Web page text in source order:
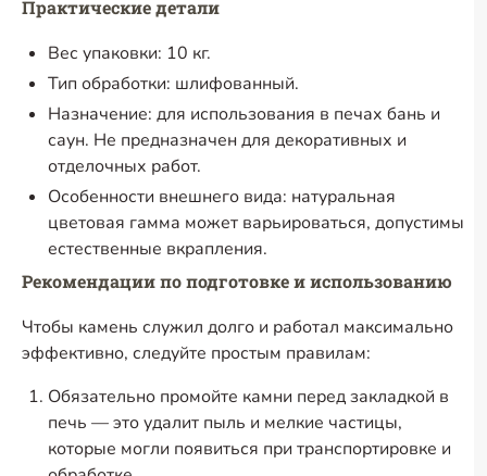
Практические детали
Вес упаковки: 10 кг.
Тип обработки: шлифованный.
Назначение: для использования в печах бань и
саун. Не предназначен для декоративных и
отделочных работ.
Особенности внешнего вида: натуральная
цветовая гамма может варьироваться, допустимы
естественные вкрапления.
Рекомендации по подготовке и использованию
Чтобы камень служил долго и работал максимально
эффективно, следуйте простым правилам:
Обязательно промойте камни перед закладкой в
печь — это удалит пыль и мелкие частицы,
которые могли появиться при транспортировке и